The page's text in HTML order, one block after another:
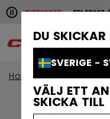
DU
SVERIGE -
VÄLJ ETT
SKICKA TILL
Pause the horizontal
LEVERANSERFRI FRAKT
Snabba
Home Kläder